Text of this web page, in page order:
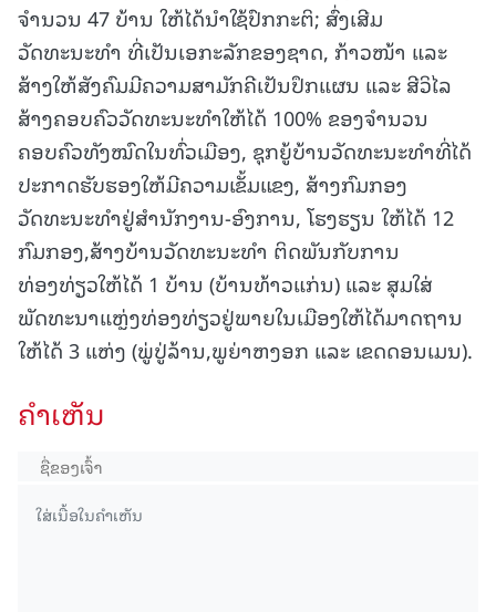
ຈຳນວນ 47 ບ້ານ ໃຫ້ໄດ້ນຳໃຊ້ປົກກະຕິ; ສົ່ງເສີມ
ວັດທະນະທຳ ທີ່ເປັນເອກະລັກຂອງຊາດ, ກ້າວໜ້າ ແລະ
ສ້າງໃຫ້ສັງຄົມມີຄວາມສາມັກຄີເປັນປຶກແຜນ ແລະ ສີວິໄລ
ສ້າງຄອບຄົວວັດທະນະທຳໃຫ້ໄດ້ 100% ຂອງຈຳນວນ
ຄອບຄົວທັງໝົດໃນທົ່ວເມືອງ, ຊຸກຍູ້ບ້ານວັດທະນະທໍາທີ່ໄດ້
ປະກາດຮັບຮອງໃຫ້ມີຄວາມເຂັ້ມແຂງ, ສ້າງກົມກອງ
ວັດທະນະທຳຢູ່ສຳນັກງານ-ອົງການ, ໂຮງຮຽນ ໃຫ້ໄດ້ 12
ກົມກອງ,ສ້າງບ້ານວັດທະນະທຳ ຕິດພັນກັບການ
ທ່ອງທ່ຽວໃຫ້ໄດ້ 1 ບ້ານ (ບ້ານທ້າວແກ່ນ) ແລະ ສຸມໃສ່
ພັດທະນາແຫຼ່ງທ່ອງທ່ຽວຢູ່ພາຍໃນເມືອງໃຫ້ໄດ້ມາດຖານ
ໃຫ້ໄດ້ 3 ແຫ່ງ (ພູ່ປູ່ລ້ານ,ພູຍ່າຫງອກ ແລະ ເຂດດອນເມນ).
ຄໍາເຫັນ